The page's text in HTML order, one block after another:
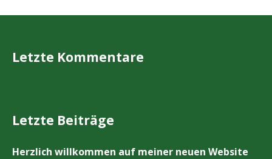
Letzte Kommentare
Letzte Beiträge
Herzlich willkommen auf meiner neuen Website